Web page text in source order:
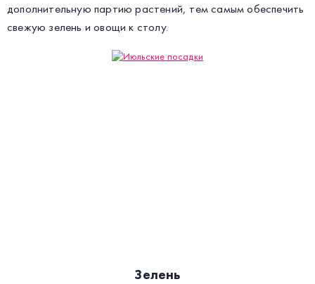
дополнительную партию растений, тем самым обеспечить
свежую зелень и овощи к столу.
Зелень